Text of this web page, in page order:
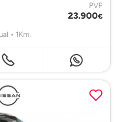
PVP
23.900€
• 1Km.